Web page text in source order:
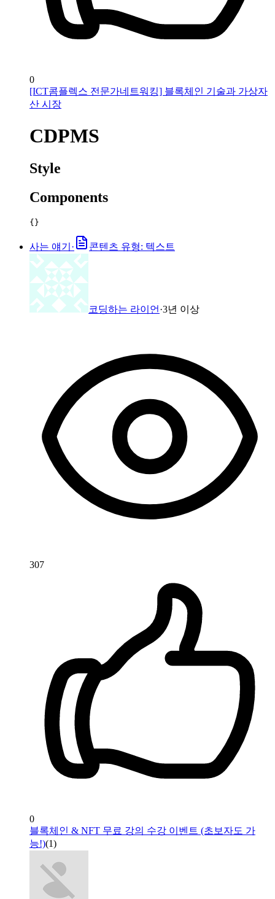
0
[ICT콤플렉스 전문가네트워킹] 블록체인 기술과 가상자
산 시장
CDPMS
Style
Components
{}
사는 얘기 · 콘텐츠 유형: 텍스트
코딩하는 라이언 ·3년 이상
307
0
블록체인 & NFT 무료 강의 수강 이벤트 (초보자도 가
능!)(1)